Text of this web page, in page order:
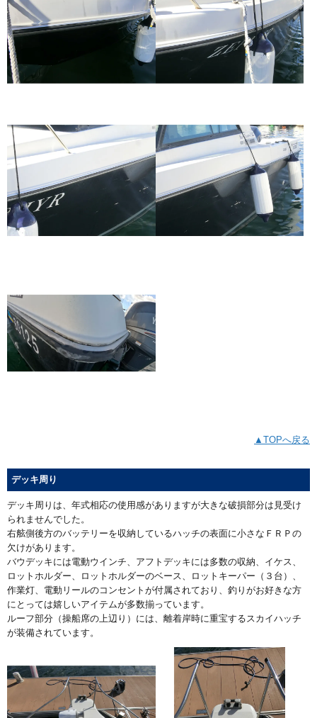
▲TOPへ戻る
デッキ周り
デッキ周りは、年式相応の使用感がありますが大きな破損部分は見受け
られませんでした。
右舷側後方のバッテリーを収納しているハッチの表面に小さなＦＲＰの
欠けがあります。
バウデッキには電動ウインチ、アフトデッキには多数の収納、イケス、
ロットホルダー、ロットホルダーのベース、ロットキーパー（３台）、
作業灯、電動リールのコンセントが付属されており、釣りがお好きな方
にとっては嬉しいアイテムが多数揃っています。
ルーフ部分（操船席の上辺り）には、離着岸時に重宝するスカイハッチ
が装備されています。